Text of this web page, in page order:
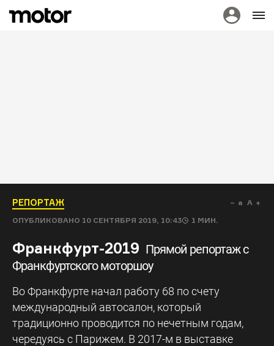
РЕПОРТАЖ
ОПУБЛИКОВАНО 10 СЕНТЯБРЯ 2019, 10:43 1 МИН.
a A
Франкфурт-2019 Прямой репортаж с
Франкфуртского моторшоу
Во Франкфурте начал работу 68 по счету
международный автосалон, который
традиционно проводится по нечетным годам,
чередуясь с Парижем. В 2017-м в выставке